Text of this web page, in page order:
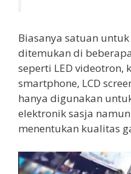
Biasanya satuan
ditemukan di
seperti LED videotron,
smartphone, LCD
hanya digunakan
elektronik sasja
menentukan kualitas